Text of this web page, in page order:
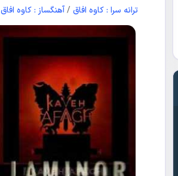
ترانه سرا : کاوه افاق /آهنگساز : کاوه افاق